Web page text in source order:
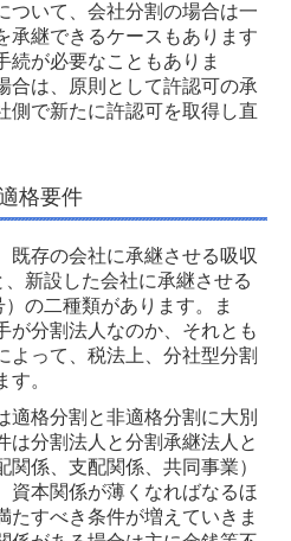
ついて、会社分割の場合は一
承継できるケースもあります
続が必要なこともありま
合は、原則として許認可の承
側で新たに許認可を取得し直
格要件
既存の会社に承継させる吸収
新設した会社に承継させる
の二種類があります。ま
が分割法人なのか、それとも
よって、税法上、分社型分割
。
適格分割と非適格分割に大別
は分割法人と分割承継法人と
係、支配関係、共同事業）
資本関係が薄くなればなるほ
たすべき条件が増えていきま